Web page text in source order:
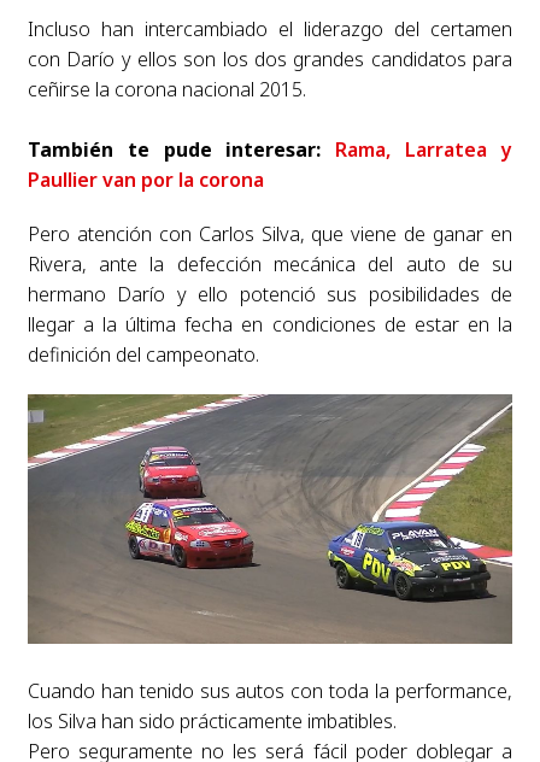
Incluso han intercambiado el liderazgo del certamen
con Darío y ellos son los dos grandes candidatos para
ceñirse la corona nacional 2015.
También te pude interesar: Rama, Larratea y
Paullier van por la corona
Pero atención con Carlos Silva, que viene de ganar en
Rivera, ante la defección mecánica del auto de su
hermano Darío y ello potenció sus posibilidades de
llegar a la última fecha en condiciones de estar en la
definición del campeonato.
Cuando han tenido sus autos con toda la performance,
los Silva han sido prácticamente imbatibles.
Pero seguramente no les será fácil poder doblegar a